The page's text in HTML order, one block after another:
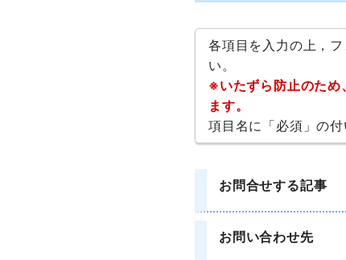
各項目を入力の上，
い。
※いたずら防止のため
ます。
項目名に「必須」の付
お問合せする記事
お問い合わせ先